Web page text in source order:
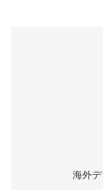
海外